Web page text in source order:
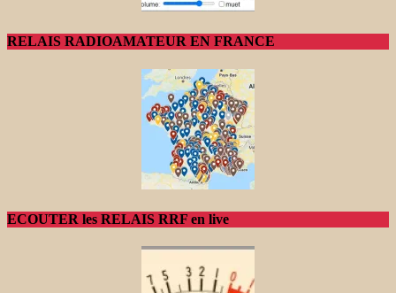
RELAIS RADIOAMATEUR EN FRANCE
ECOUTER les RELAIS RRF en live